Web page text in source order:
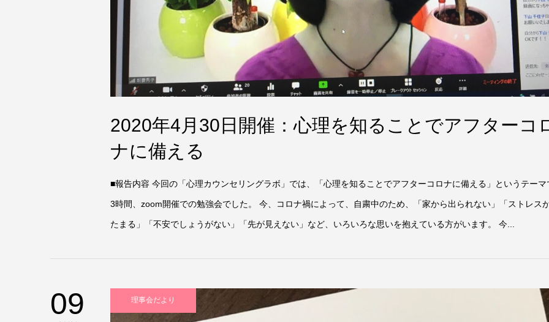
2020年4月30日開催：心理を知ることでアフターコ
ナに備える
■報告内容 今回の「心理カウンセリングラボ」では、「心理を知ることでアフターコロナに備える」というテーマ
3時間、zoom開催での勉強会でした。 今、コロナ禍によって、自粛中のため、「家から出られない」「ストレス
たまる」「不安でしょうがない」「先が見えない」など、いろいろな思いを抱えている方がいます。 今...
09 理事会だより